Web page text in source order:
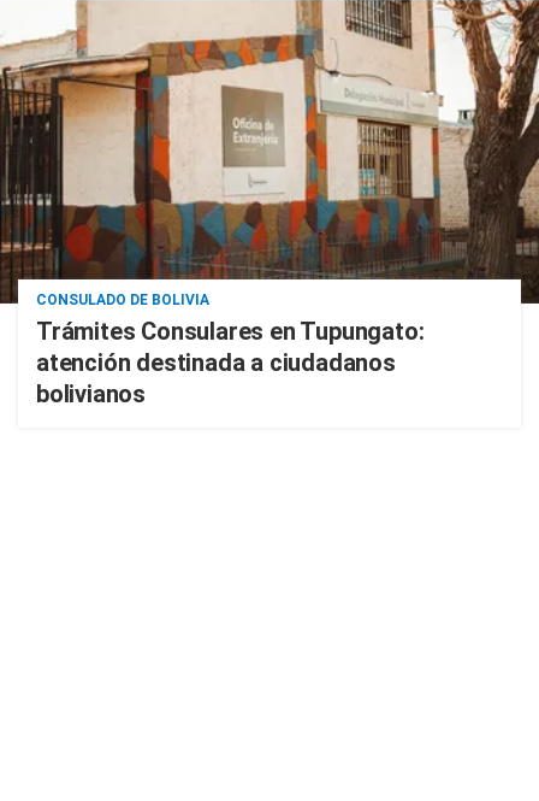
CONSULADO DE BOLIVIA
Trámites Consulares en Tupungato:
atención destinada a ciudadanos
bolivianos